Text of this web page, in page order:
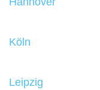
Köln
Leipzig